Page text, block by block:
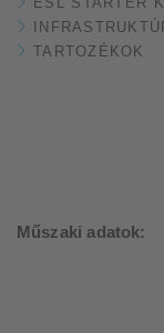
TARTOZÉKOK
Műszaki adatok: